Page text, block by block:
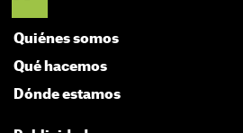
Quiénes somos
Qué hacemos
Dónde estamos